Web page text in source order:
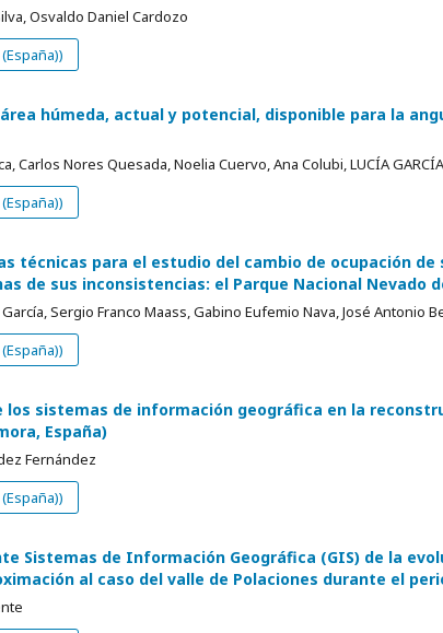
Osvaldo Daniel Cardozo
húmeda, actual y potencial, disponible para la
Carlos Nores Quesada, Noelia Cuervo, Ana Colubi, LUCÍA GARCÍA
técnicas para el estudio del cambio de ocupación
de sus inconsistencias: el Parque Nacional Nevado
Sergio Franco Maass, Gabino Eufemio Nava, José Antonio
los sistemas de información geográfica en la
España)
Fernández
Sistemas de Información Geográfica (GIS) de la
al caso del valle de Polaciones durante el